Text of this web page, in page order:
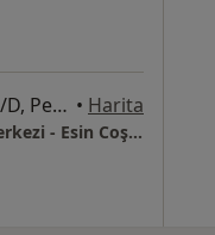
Erol Kaya Caddesi No:53/D No:53/D, Pendik • Harita
Mevsim Psikoloji ve Danışmanlık Merkezi - Esin Coşar